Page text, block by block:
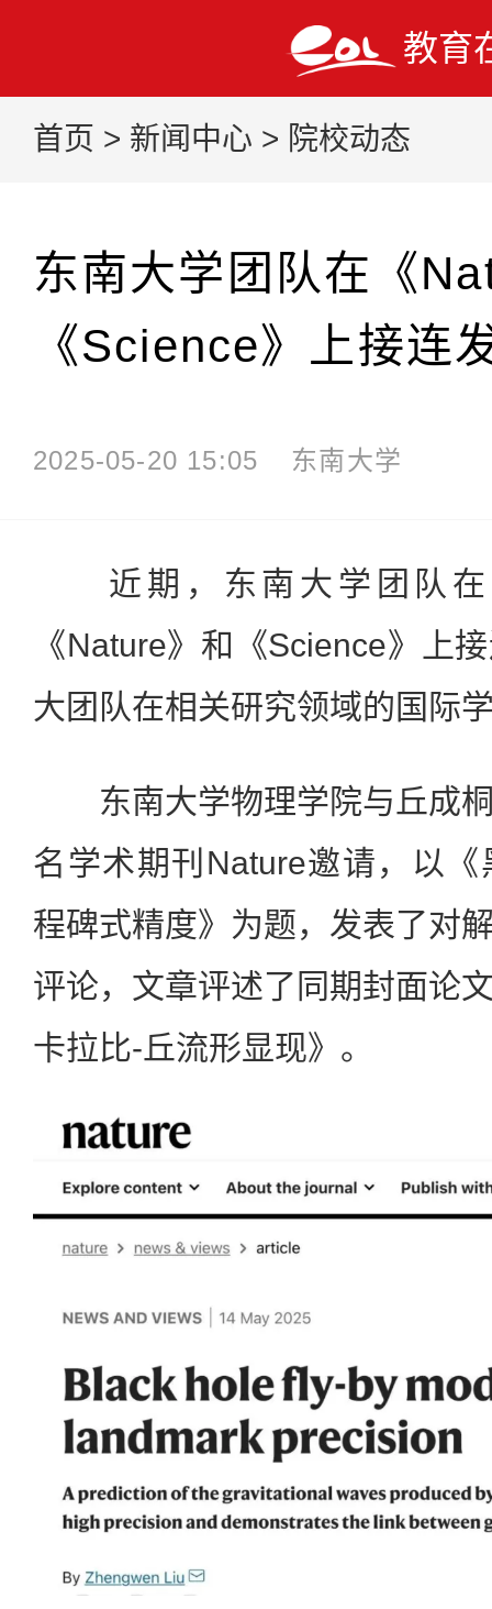
教育
首页 > 新闻中心 > 院校动态
东南大学团队在《
《Science》上接连
2025-05-20 15:05 东南大学
近期，东南大学团队在
《Nature》和《Science》上
大团队在相关研究领域的国际
东南大学物理学院与丘成桐
名学术期刊Nature邀请，以
程碑式精度》为题，发表了对
评论，文章评述了同期封面论
卡拉比-丘流形显现》。